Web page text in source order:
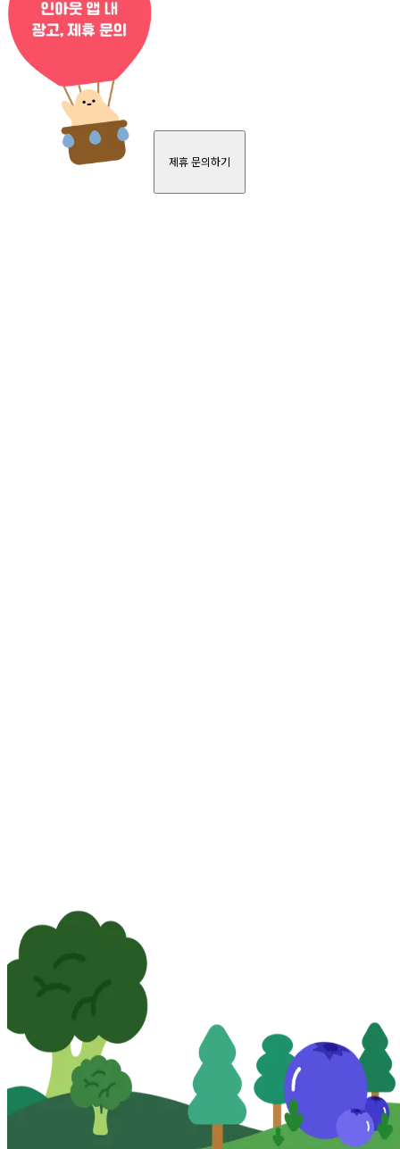
제휴 문의하기